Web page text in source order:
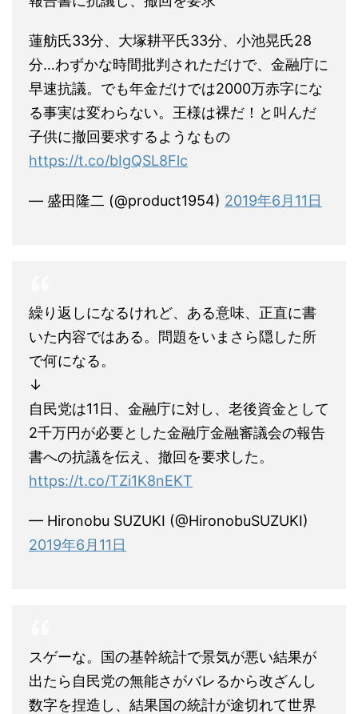
蓮舫氏33分、大塚耕平氏33分、小池晃氏28
分…わずかな時間批判されただけで、金融庁に
早速抗議。でも年金だけでは2000万赤字にな
る事実は変わらない。王様は裸だ！と叫んだ
子供に撤回要求するようなもの
https://t.co/bIgQSL8Flc
— 盛田隆二 (@product1954) 2019年6月11日
繰り返しになるけれど、ある意味、正直に書
いた内容ではある。問題をいまさら隠した所
で何になる。
↓
自民党は11日、金融庁に対し、老後資金として
2千万円が必要とした金融庁金融審議会の報告
書への抗議を伝え、撤回を要求した。
https://t.co/TZi1K8nEKT
— Hironobu SUZUKI (@HironobuSUZUKI)
2019年6月11日
スゲーな。国の基幹統計で景気が悪い結果が
出たら自民党の無能さがバレるから改ざんし
数字を捏造し、結果国の統計が途切れて世界